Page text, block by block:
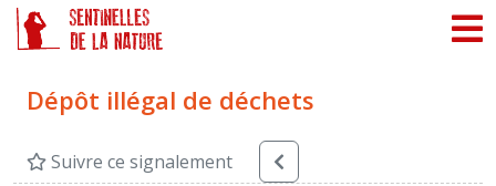
Dépôt illégal de déchets
Suivre ce signalement
Panneau de gestion des cookies